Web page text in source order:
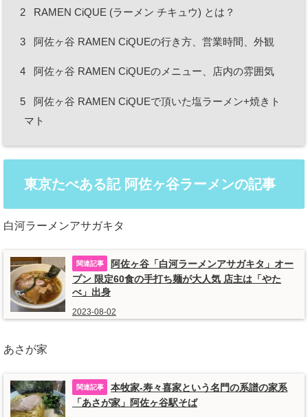
2 RAMEN CiQUE (ラーメン チキュウ) とは？
3 阿佐ヶ谷 RAMEN CiQUEの行き方、営業時間、外観
4 阿佐ヶ谷 RAMEN CiQUEのメニュー、店内の雰囲気
5
阿佐ヶ谷 RAMEN CiQUEで頂いた塩ラーメン+焼きト
マト
東京たべある記 阿佐ヶ谷ラーメンの記事
白河ラーメンアサガキタ
阿佐ヶ谷「白河ラーメンアサガキタ」オー
プン 限定60食の手打ち麺が大人気 店主は「やた
べ」出身
2023-08-02
あさが家
本牧家-寿々喜家という名門の系譜の家系
「あさが家」阿佐ヶ谷駅そば